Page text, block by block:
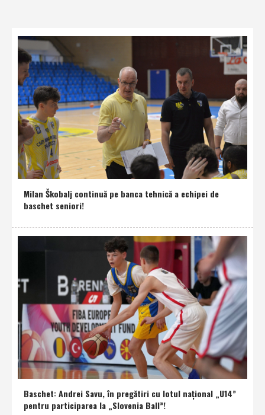
Milan Škobalj continuă pe banca tehnică a echipei de
baschet seniori!
Baschet: Andrei Savu, în pregătiri cu lotul naţional „U14”
pentru participarea la „Slovenia Ball”!